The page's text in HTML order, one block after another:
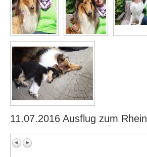
11.07.2016 Ausflug zum Rhein